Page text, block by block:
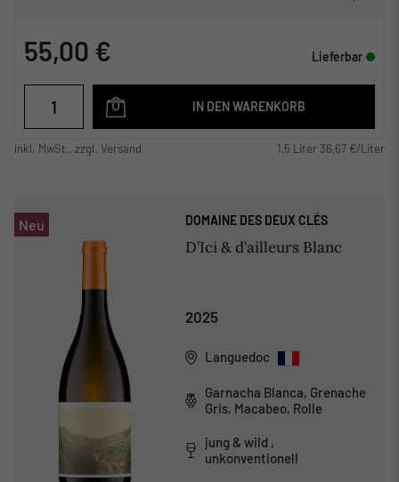
55,00 € Lieferbar
IN DEN WARENKORB
inkl. MwSt., zzgl. Versand 1,5 Liter 36,67 €/Liter
Neu DOMAINE DES DEUX CLÉS
D’Ici & d'ailleurs Blanc
2025
Languedoc
Garnacha Blanca, Grenache
Gris, Macabeo, Rolle
jung & wild ,
unkonventionell